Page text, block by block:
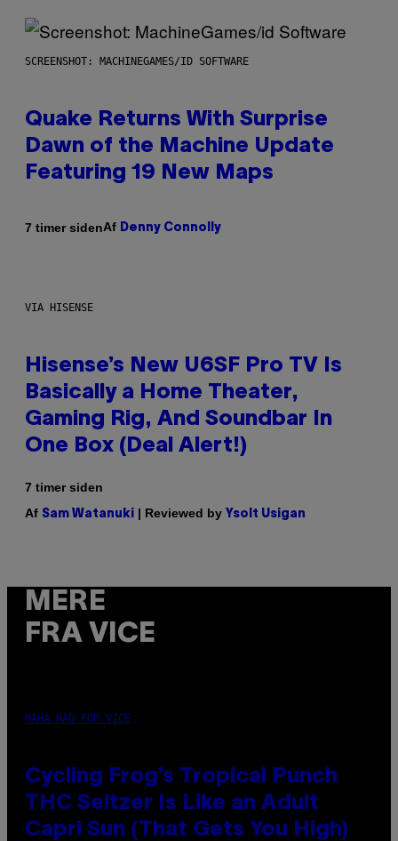
SCREENSHOT: MACHINEGAMES/ID SOFTWARE
Quake Returns With Surprise
Dawn of the Machine Update
Featuring 19 New Maps
7 timer sidenAf Denny Connolly
VIA HISENSE
Hisense’s New U6SF Pro TV Is
Basically a Home Theater,
Gaming Rig, And Soundbar In
One Box (Deal Alert!)
7 timer siden
Af Sam Watanuki | Reviewed by Ysolt Usigan
MERE
FRA VICE
MAHA HAQ FOR VICE
Cycling Frog’s Tropical Punch
THC Seltzer Is Like an Adult
Capri Sun (That Gets You High)